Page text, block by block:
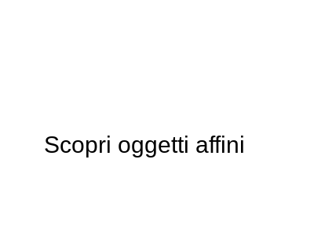
Scopri oggetti affini